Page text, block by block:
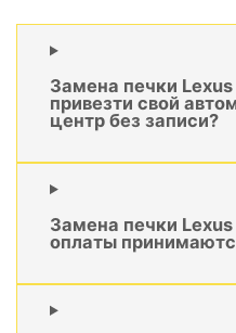
Замена печки Lexus
привезти свой
центр без записи?
Замена печки
оплаты